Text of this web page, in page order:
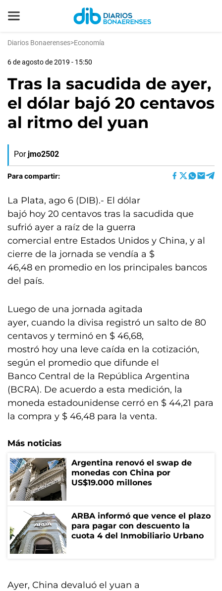
Diarios Bonaerenses>Economía
6 de agosto de 2019 - 15:50
Tras la sacudida de ayer,
el dólar bajó 20 centavos
al ritmo del yuan
Por jmo2502
Para compartir:
La Plata, ago 6 (DIB).- El dólar
bajó hoy 20 centavos tras la sacudida que
sufrió ayer a raíz de la guerra
comercial entre Estados Unidos y China, y al
cierre de la jornada se vendía a $
46,48 en promedio en los principales bancos
del país.
Luego de una jornada agitada
ayer, cuando la divisa registró un salto de 80
centavos y terminó en $ 46,68,
mostró hoy una leve caída en la cotización,
según el promedio que difunde el
Banco Central de la República Argentina
(BCRA). De acuerdo a esta medición, la
moneda estadounidense cerró en $ 44,21 para
la compra y $ 46,48 para la venta.
Más noticias
Argentina renovó el swap de
monedas con China por
US$19.000 millones
ARBA informó que vence el plazo
para pagar con descuento la
cuota 4 del Inmobiliario Urbano
Ayer, China devaluó el yuan a